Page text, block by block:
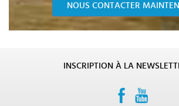
NOUS CONTACTER
INSCRIPTION À LA